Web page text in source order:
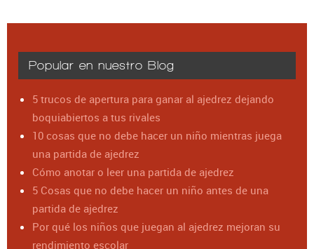
Popular en nuestro Blog
5 trucos de apertura para ganar al ajedrez dejando
boquiabiertos a tus rivales
10 cosas que no debe hacer un niño mientras juega
una partida de ajedrez
Cómo anotar o leer una partida de ajedrez
5 Cosas que no debe hacer un niño antes de una
partida de ajedrez
Por qué los niños que juegan al ajedrez mejoran su
rendimiento escolar